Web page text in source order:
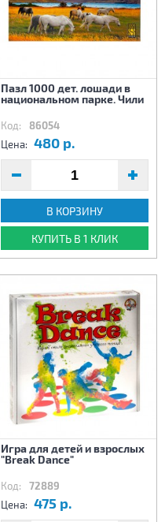
Пазл 1000 дет. лошади в
национальном парке. Чили
Код: 86054
Цена: 480 р.
В КОРЗИНУ
КУПИТЬ В 1 КЛИК
Игра для детей и взрослых
"Break Dance"
Код: 72889
Цена: 475 р.